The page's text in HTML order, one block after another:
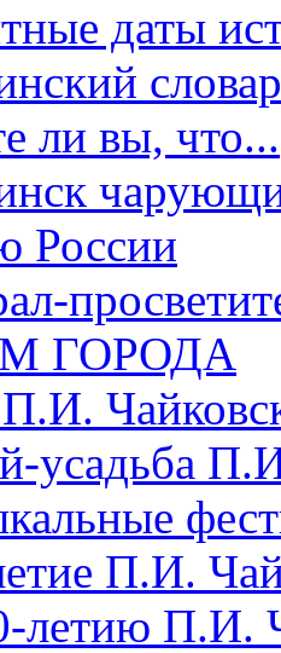
даты
ли вы, что...
России
ГОРОДА
усадьба
П.И.
летию П.И.